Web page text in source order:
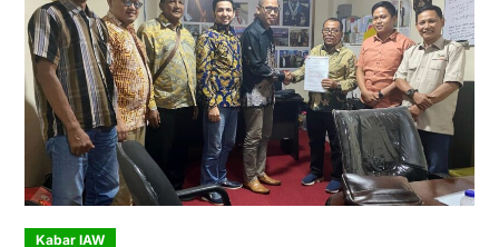
Kabar IAW